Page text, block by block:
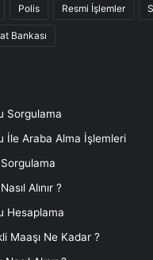
Polis Resmi İşlemler
Bankası
Sorgulama
İle Araba Alma İşlemleri
Alınır ?
Hesaplama
Maaşı Ne Kadar ?